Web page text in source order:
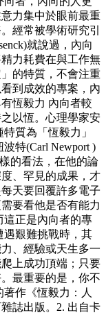
力集中於眼前最重
經常被學術研究引
就說過，內向
力耗費在與工作無
的特質，不會注重
到成效的專案，內
恆毅力 內向者較
以恆。心理學家安
質為「恆毅力」
特(Carl Newport )
的看法，在他的論
、罕見的成果，才
天要回覆許多電子
要看他是否有能力
這正是內向者的專
遇艱難挑戰時，其
、經驗或天生多一
上成功頂端；只要
最重要的是，你不
作《恆毅力：人
誌出版。2. 出自卡